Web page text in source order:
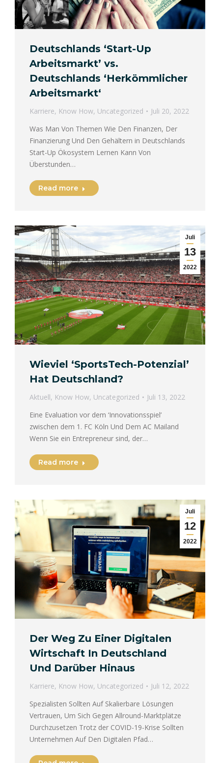
Deutschlands ‘Start-Up
Arbeitsmarkt’ vs.
Deutschlands ‘Herkömmlicher
Arbeitsmarkt‘
Karriere, Know How, Uncategorized
Juli 20, 2022
Was Man Von Themen Wie Den Finanzen, Der
Finanzierung Und Den Gehältern in Deutschlands
Start-Up Ökosystem Lernen Kann Von
Überstunden…
Read more
Juli
13
2022
Wieviel ‘SportsTech-Potenzial’
Hat Deutschland?
Aktuell, Know How, Uncategorized
Juli 13, 2022
Eine Evaluation vor dem ‘Innovationsspiel’
zwischen dem 1. FC Köln Und Dem AC Mailand
Wenn Sie ein Entrepreneur sind, der…
Read more
Juli
12
2022
Der Weg Zu Einer Digitalen
Wirtschaft In Deutschland
Und Darüber Hinaus
Karriere, Know How, Uncategorized
Juli 12, 2022
Spezialisten Sollten Auf Skalierbare Lösungen
Vertrauen, Um Sich Gegen Allround-Marktplätze
Durchzusetzen Trotz der COVID-19-Krise Sollten
Unternehmen Auf Den Digitalen Pfad…